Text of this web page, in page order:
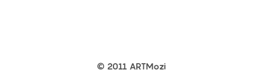
© 2011 ARTMozi